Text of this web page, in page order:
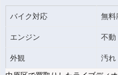
バイク対応 無料
エンジン 不動
外観 汚れ